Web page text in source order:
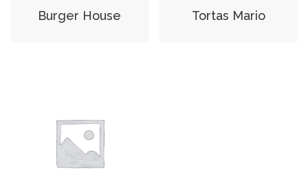
Burger House Tortas Mario